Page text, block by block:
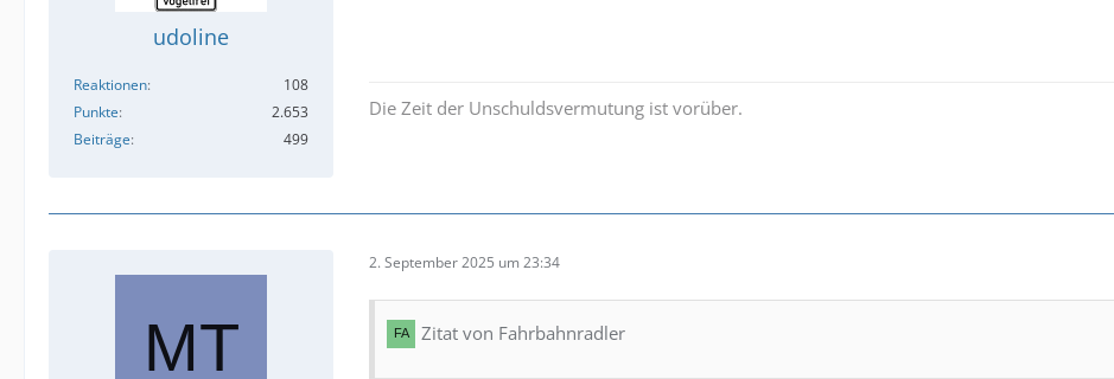
udoline
Reaktionen
108
Punkte
2.653
Beiträge
499
Die Zeit der Unschuldsvermutung ist vorüber.
2. September 2025 um 23:34
Zitat von Fahrbahnradler